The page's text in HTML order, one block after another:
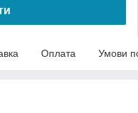
Оплата Умови